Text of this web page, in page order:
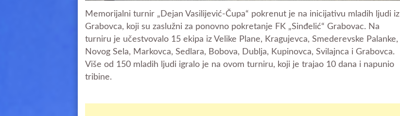
Memorijalni turnir „Dejan Vasilijević-Čupa“ pokrenut je na inicijativu mladih ljudi iz
Grabovca, koji su zaslužni za ponovno pokretanje FK „Sinđelić“ Grabovac. Na
turniru je učestvovalo 15 ekipa iz Velike Plane, Kragujevca, Smederevske Palanke,
Novog Sela, Markovca, Sedlara, Bobova, Dublja, Kupinovca, Svilajnca i Grabovca.
Više od 150 mladih ljudi igralo je na ovom turniru, koji je trajao 10 dana i napunio
tribine.